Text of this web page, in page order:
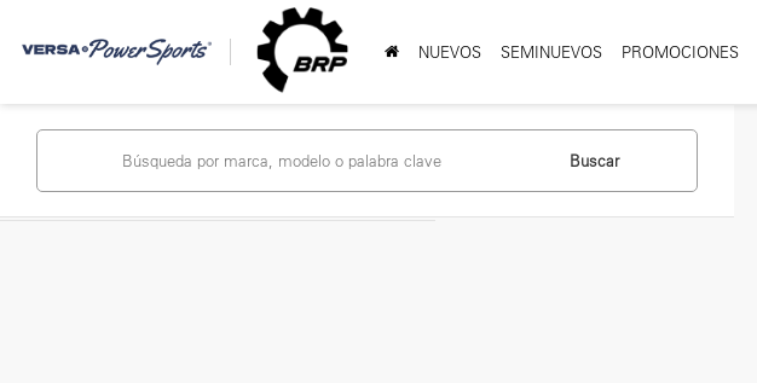
NUEVOS SEMINUEVOS PROMOCIONES
Buscar